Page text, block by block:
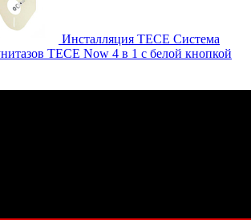
Инсталляция TECE Система
TECE Now 4 в 1 с белой кнопкой